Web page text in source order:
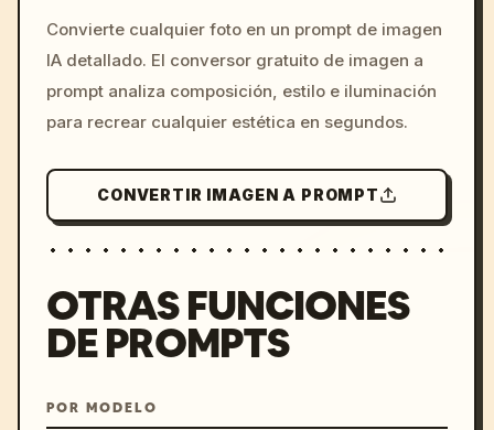
c, cyberpunk sunset, neon
colors, 8k --v 6.0
Convierte cualquier foto en un prompt de imagen
IA detallado. El conversor gratuito de imagen a
prompt analiza composición, estilo e iluminación
para recrear cualquier estética en segundos.
CONVERTIR IMAGEN A PROMPT
OTRAS FUNCIONES
DE PROMPTS
POR MODELO